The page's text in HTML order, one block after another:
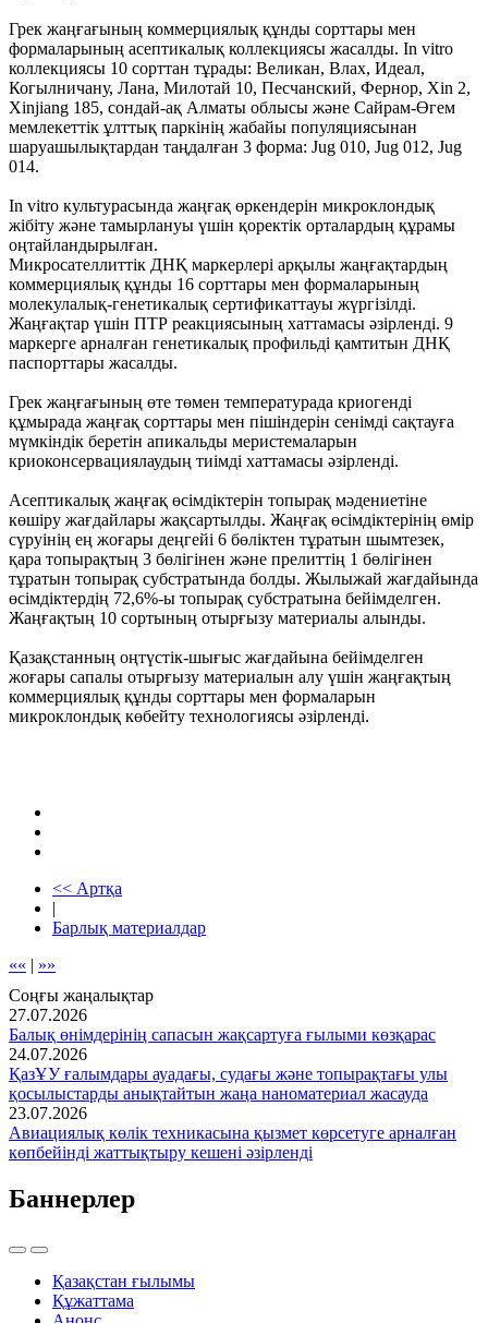
Грек жаңғағының коммерциялық құнды сорттары мен
формаларының асептикалық коллекциясы жасалды. In vitro
коллекциясы 10 сорттан тұрады: Великан, Влах, Идеал,
Когылничану, Лана, Милотай 10, Песчанский, Фернор, Xin 2,
Xinjiang 185, сондай-ақ Алматы облысы және Сайрам-Өгем
мемлекеттік ұлттық паркінің жабайы популяциясынан
шаруашылықтардан таңдалған 3 форма: Jug 010, Jug 012, Jug
014.
In vitro культурасында жаңғақ өркендерін микроклондық
жібіту және тамырлануы үшін қоректік орталардың құрамы
оңтайландырылған.
Микросателлиттік ДНҚ маркерлері арқылы жаңғақтардың
коммерциялық құнды 16 сорттары мен формаларының
молекулалық-генетикалық сертификаттауы жүргізілді.
Жаңғақтар үшін ПТР реакциясының хаттамасы әзірленді. 9
маркерге арналған генетикалық профильді қамтитын ДНҚ
паспорттары жасалды.
Грек жаңғағының өте төмен температурада криогенді
құмырада жаңғақ сорттары мен пішіндерін сенімді сақтауға
мүмкіндік беретін апикальды меристемаларын
криоконсервациялаудың тиімді хаттамасы әзірленді.
Асептикалық жаңғақ өсімдіктерін топырақ мәдениетіне
көшіру жағдайлары жақсартылды. Жаңғақ өсімдіктерінің өмір
сүруінің ең жоғары деңгейі 6 бөліктен тұратын шымтезек,
қара топырақтың 3 бөлігінен және прелиттің 1 бөлігінен
тұратын топырақ субстратында болды. Жылыжай жағдайында
өсімдіктердің 72,6%-ы топырақ субстратына бейімделген.
Жаңғақтың 10 сортының отырғызу материалы алынды.
Қазақстанның оңтүстік-шығыс жағдайына бейімделген
жоғары сапалы отырғызу материалын алу үшін жаңғақтың
коммерциялық құнды сорттары мен формаларын
микроклондық көбейту технологиясы әзірленді.
<< Артқа
|
Барлық материалдар
«« | »»
Соңғы жаңалықтар
27.07.2026
Балық өнімдерінің сапасын жақсартуға ғылыми көзқарас
24.07.2026
ҚазҰУ ғалымдары ауадағы, судағы және топырақтағы улы
қосылыстарды анықтайтын жаңа наноматериал жасауда
23.07.2026
Авиациялық көлік техникасына қызмет көрсетуге арналған
көпбейінді жаттықтыру кешені әзірленді
Баннерлер
Қазақстан ғылымы
Құжаттама